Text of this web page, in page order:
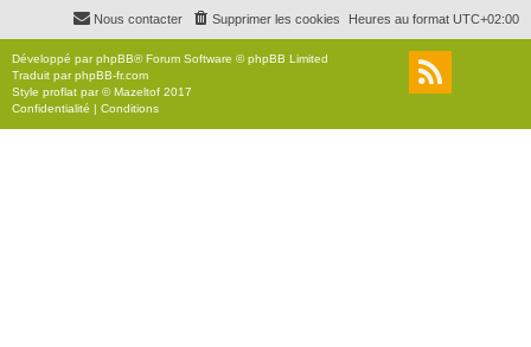
Heures au format UTC+02:00
Supprimer les cookies
Nous contacter
Développé parphpBB® Forum Software © phpBB Limited
Traduit parphpBB-fr.com
Style proflat par ©Mazeltof 2017
Confidentialité | Conditions